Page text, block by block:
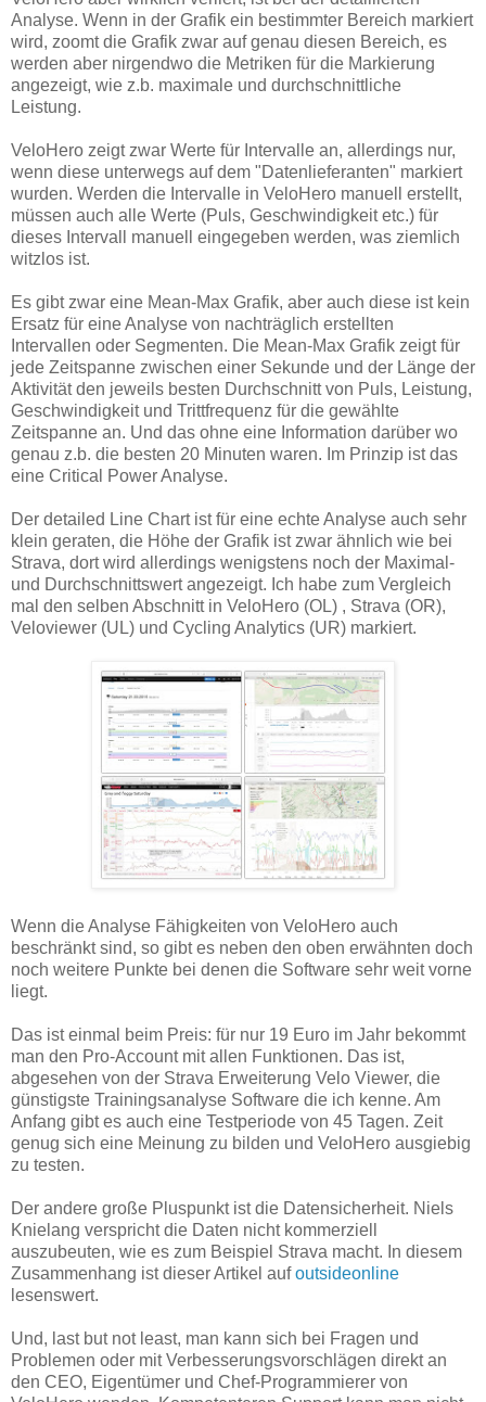
Analyse. Wenn in der Grafik ein bestimmter Bereich markiert
wird, zoomt die Grafik zwar auf genau diesen Bereich, es
werden aber nirgendwo die Metriken für die Markierung
angezeigt, wie z.b. maximale und durchschnittliche
Leistung.
VeloHero zeigt zwar Werte für Intervalle an, allerdings nur,
wenn diese unterwegs auf dem "Datenlieferanten" markiert
wurden. Werden die Intervalle in VeloHero manuell erstellt,
müssen auch alle Werte (Puls, Geschwindigkeit etc.) für
dieses Intervall manuell eingegeben werden, was ziemlich
witzlos ist.
Es gibt zwar eine Mean-Max Grafik, aber auch diese ist kein
Ersatz für eine Analyse von nachträglich erstellten
Intervallen oder Segmenten. Die Mean-Max Grafik zeigt für
jede Zeitspanne zwischen einer Sekunde und der Länge der
Aktivität den jeweils besten Durchschnitt von Puls, Leistung,
Geschwindigkeit und Trittfrequenz für die gewählte
Zeitspanne an. Und das ohne eine Information darüber wo
genau z.b. die besten 20 Minuten waren. Im Prinzip ist das
eine Critical Power Analyse.
Der detailed Line Chart ist für eine echte Analyse auch sehr
klein geraten, die Höhe der Grafik ist zwar ähnlich wie bei
Strava, dort wird allerdings wenigstens noch der Maximal-
und Durchschnittswert angezeigt. Ich habe zum Vergleich
mal den selben Abschnitt in VeloHero (OL) , Strava (OR),
Veloviewer (UL) und Cycling Analytics (UR) markiert.
Wenn die Analyse Fähigkeiten von VeloHero auch
beschränkt sind, so gibt es neben den oben erwähnten doch
noch weitere Punkte bei denen die Software sehr weit vorne
liegt.
Das ist einmal beim Preis: für nur 19 Euro im Jahr bekommt
man den Pro-Account mit allen Funktionen. Das ist,
abgesehen von der Strava Erweiterung Velo Viewer, die
günstigste Trainingsanalyse Software die ich kenne. Am
Anfang gibt es auch eine Testperiode von 45 Tagen. Zeit
genug sich eine Meinung zu bilden und VeloHero ausgiebig
zu testen.
Der andere große Pluspunkt ist die Datensicherheit. Niels
Knielang verspricht die Daten nicht kommerziell
auszubeuten, wie es zum Beispiel Strava macht. In diesem
Zusammenhang ist dieser Artikel aufoutsideonline
lesenswert.
Und, last but not least, man kann sich bei Fragen und
Problemen oder mit Verbesserungsvorschlägen direkt an
den CEO, Eigentümer und Chef-Programmierer von